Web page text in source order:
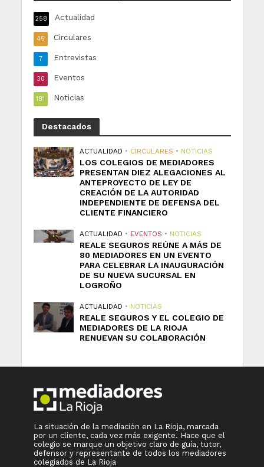
Actualidad
258
Circulares
45
Entrevistas
7
Eventos
30
Noticias
181
Destacados
ACTUALIDAD • CIRCULARES • NOTICIAS
LOS COLEGIOS DE MEDIADORES
PRESENTAN DIEZ ALEGACIONES AL
ANTEPROYECTO DE LEY DE
CREACIÓN DE LA AUTORIDAD
INDEPENDIENTE DE DEFENSA DEL
CLIENTE FINANCIERO
ACTUALIDAD • EVENTOS • NOTICIAS
REALE SEGUROS REÚNE A MÁS DE
80 MEDIADORES EN UN EVENTO
PARA CELEBRAR LA INAUGURACIÓN
DE SU NUEVA SUCURSAL EN
LOGROÑO
ACTUALIDAD • NOTICIAS
REALE SEGUROS Y EL COLEGIO DE
MEDIADORES DE LA RIOJA
RENUEVAN SU COLABORACIÓN
La situación de la mediación en La Rioja, marcada
por un cliente, cada vez más exigente. Hace que el
colegio se marque un objetivo claro de guía, tutor,
defensor y representante de todos los mediadores
colegiados de La Rioja